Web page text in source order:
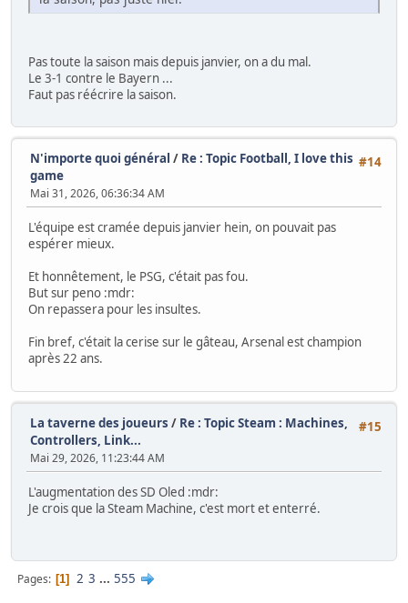
Pas toute la saison mais depuis janvier, on a du mal.
Le 3-1 contre le Bayern ...
Faut pas réécrire la saison.
#14
N'importe quoi général / Re : Topic Football, I love this
game
Mai 31, 2026, 06:36:34 AM
L'équipe est cramée depuis janvier hein, on pouvait pas
espérer mieux.
Et honnêtement, le PSG, c'était pas fou.
But sur peno :mdr:
On repassera pour les insultes.
Fin bref, c'était la cerise sur le gâteau, Arsenal est champion
après 22 ans.
#15
La taverne des joueurs / Re : Topic Steam : Machines,
Controllers, Link...
Mai 29, 2026, 11:23:44 AM
L'augmentation des SD Oled :mdr:
Je crois que la Steam Machine, c'est mort et enterré.
Pages 1 2 3 ... 555